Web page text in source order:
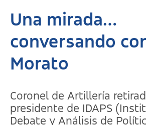
Una mirada…
conversando
Morato
Coronel de Artillería
presidente de IDAPS
Debate y Análisis de